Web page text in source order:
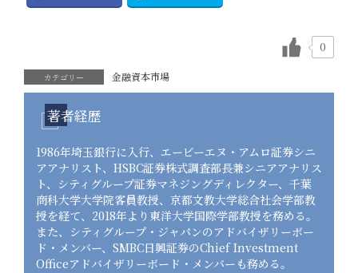
0
カテゴリー 金融資本市場
著者経歴
1986年埼玉銀行に入行、エービーエヌ・アムロ証券シニ
アアナリスト、HSBC証券株式調査部長兼シニアアナリス
ト、シティグループ証券マネジングディレクター、千葉
商科大学大学院客員教授、京都文教大学総合社会学部教
授を経て、2018年より東洋大学国際学部教授を務める。
また、シティグループ・ジャパンのアドバイザリーボー
ド・メンバー、SMBC日興証券のChief Investment
Officeアドバイザリーボード・メンバーも務める。